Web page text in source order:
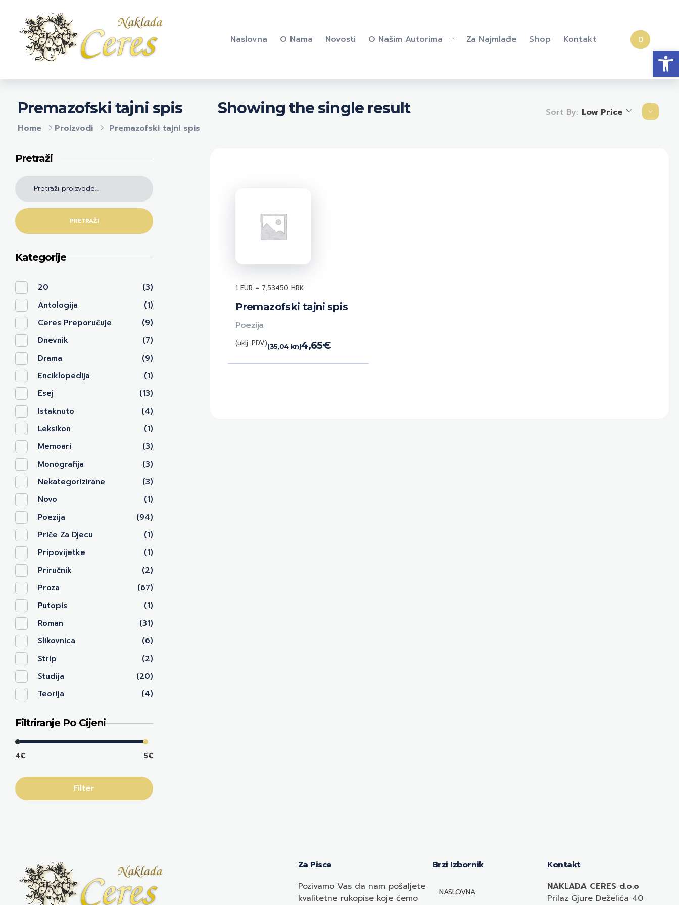
Naslovna O Nama Novosti O Našim Autorima Za Najmlađe Shop Kontakt 0
Home Proizvodi Premazofski tajni spis
Premazofski tajni spis Showing the single result Sort By: Low Price
Premazofski tajni spis
4,65€
(35,04 kn)
(uklj. PDV)
Poezija
1 EUR = 7,53450 HRK
Pretraži
PRETRAŽI
Kategorije
20
(3)
Antologija
(1)
Ceres Preporučuje
(9)
Dnevnik
(7)
Drama
(9)
Enciklopedija
(1)
Esej
(13)
Istaknuto
(4)
Leksikon
(1)
Memoari
(3)
Monografija
(3)
Nekategorizirane
(3)
Novo
(1)
Poezija
(94)
Priče Za Djecu
(1)
Pripovijetke
(1)
Priručnik
(2)
Proza
(67)
Putopis
(1)
Roman
(31)
Slikovnica
(6)
Strip
(2)
Studija
(20)
Teorija
(4)
Filtriranje Po Cijeni
4€ 5€
Filter
Za Pisce
Pozivamo Vasda nam pošaljete
kvalitetne rukopise koje ćemo
Brzi Izbornik
NASLOVNA
Kontakt
NAKLADA CERES d.o.o
Prilaz Gjure Deželića 40